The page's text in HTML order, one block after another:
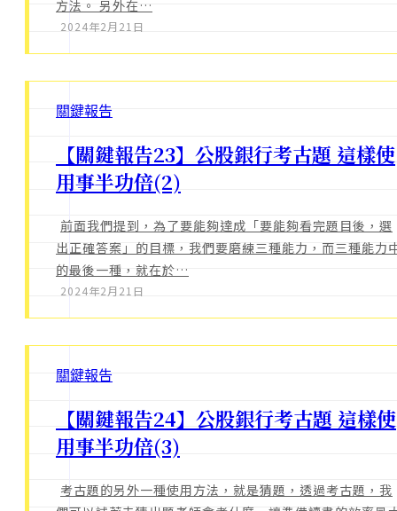
方法。 另外在…
2024年2月21日
關鍵報告
【關鍵報告23】公股銀行考古題 這樣使
用事半功倍(2)
前面我們提到，為了要能夠達成「要能夠看完題目後，選
出正確答案」的目標，我們要磨練三種能力，而三種能力
的最後一種，就在於…
2024年2月21日
關鍵報告
【關鍵報告24】公股銀行考古題 這樣使
用事半功倍(3)
考古題的另外一種使用方法，就是猜題，透過考古題，我